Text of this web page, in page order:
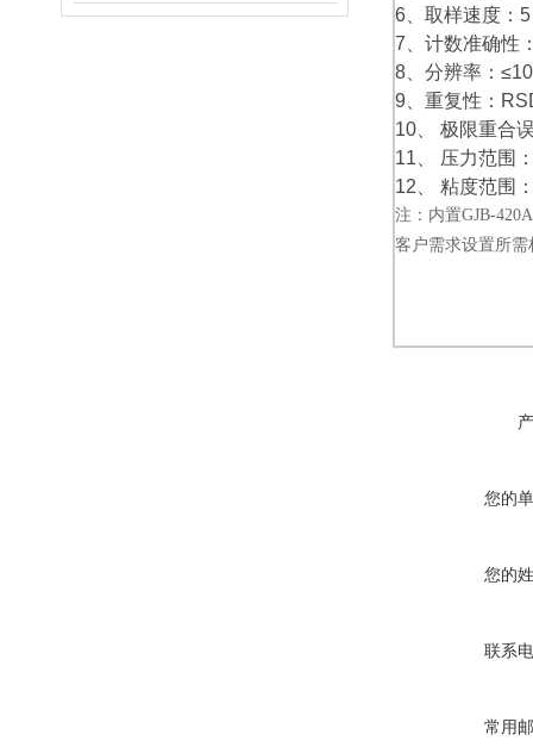
6、取样速度：
7、计数准确性
8、分辨率：
9、重复性：
10、 极限重合
11、 压力范围
12、 粘度范围
注：内置GJB-
客户需求设置所需
您的
您的
联系
常用